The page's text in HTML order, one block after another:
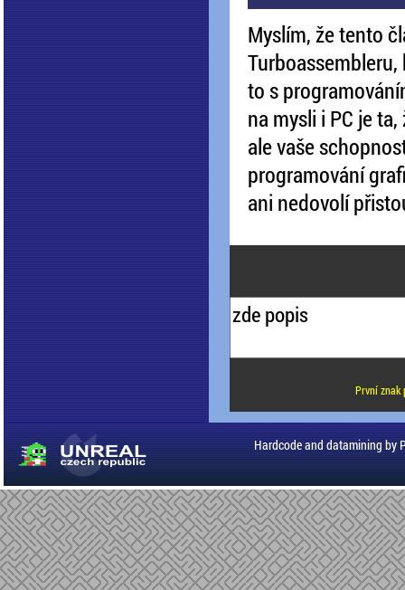
Myslím, že tento
to s
na mysli i PC je
ale vaše
programování
ani nedovolí
První znak
Hardcode and datamining by